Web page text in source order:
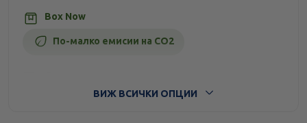
Box Now
По-малко емисии на CO2
ВИЖ ВСИЧКИ ОПЦИИ